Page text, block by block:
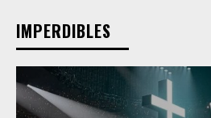
IMPERDIBLES